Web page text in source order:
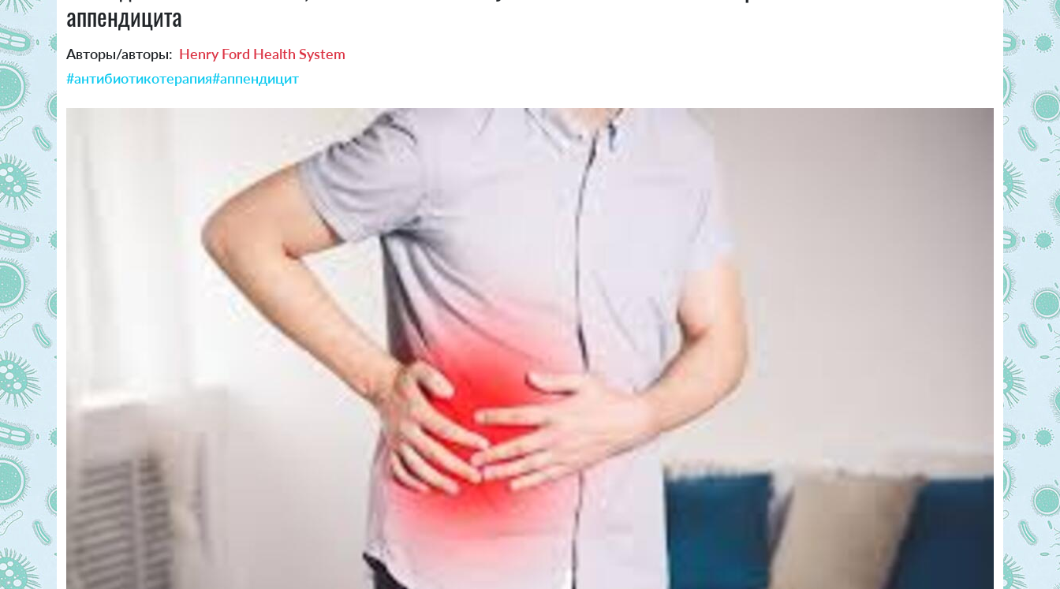
аппендицита
Авторы/авторы: Henry Ford Health System
#антибиотикотерапия#аппендицит